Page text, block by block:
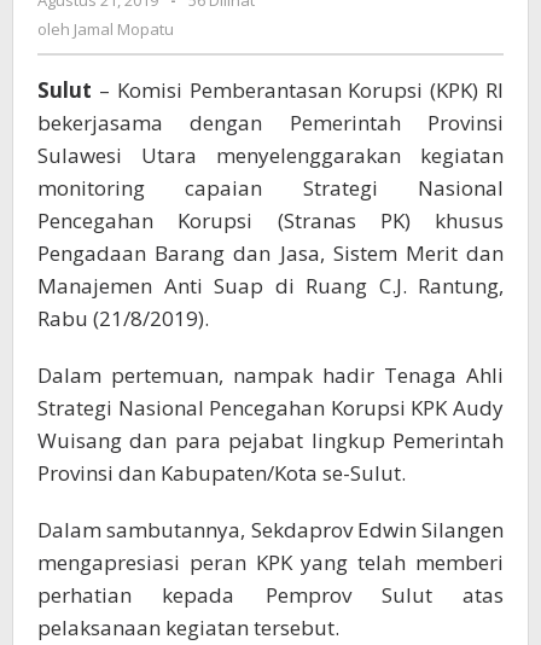
Jamal
oleh Jamal Mopatu
Sulut – Komisi Pemberantasan Korupsi (KPK) RI
bekerjasama dengan Pemerintah Provinsi
Sulawesi Utara menyelenggarakan kegiatan
monitoring capaian Strategi Nasional
Pencegahan Korupsi (Stranas PK) khusus
Pengadaan Barang dan Jasa, Sistem Merit dan
Manajemen Anti Suap di Ruang C.J. Rantung,
Rabu (21/8/2019).
Dalam pertemuan, nampak hadir Tenaga Ahli
Strategi Nasional Pencegahan Korupsi KPK Audy
Wuisang dan para pejabat lingkup Pemerintah
Provinsi dan Kabupaten/Kota se-Sulut.
Dalam sambutannya, Sekdaprov Edwin Silangen
mengapresiasi peran KPK yang telah memberi
perhatian kepada Pemprov Sulut atas
pelaksanaan kegiatan tersebut.